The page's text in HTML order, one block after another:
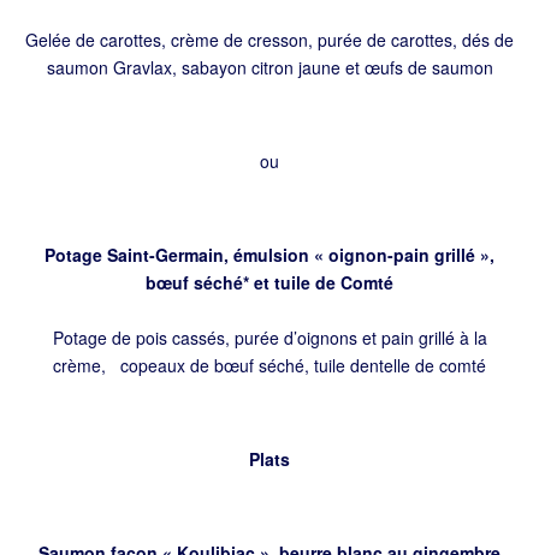
Gelée de carottes, crème de cresson, purée de carottes, dés de
saumon Gravlax, sabayon citron jaune et œufs de saumon
ou
Potage Saint-Germain, émulsion « oignon-pain grillé »,
bœuf séché* et tuile de Comté
Potage de pois cassés, purée d’oignons et pain grillé à la
crème, copeaux de bœuf séché, tuile dentelle de comté
Plats